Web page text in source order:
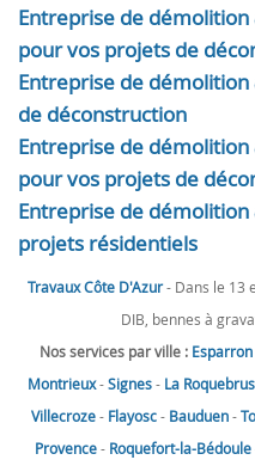
Entreprise de démolition
pour vos projets de
Entreprise de
de déconstruction
Entreprise de démolition
pour vos projets de
Entreprise de démolition
projets résidentiels
Travaux Côte D'Azur- Dans le 13
DIB, bennes à
Nos services par ville : Esparron
Montrieux-Signes- La
Villecroze- Flayosc- Bauduen-
Provence- Roquefort-la-Bédoule